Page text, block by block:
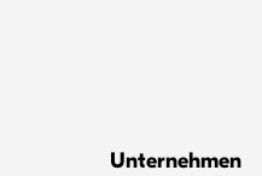
Unternehmen